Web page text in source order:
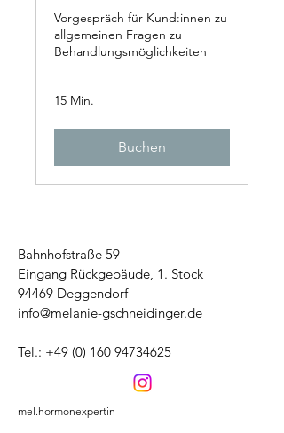
Vorgespräch für Kund:innen zu
allgemeinen Fragen zu
Behandlungsmöglichkeiten
15 Min.
Buchen
Bahnhofstraße 59
Eingang Rückgebäude, 1. Stock
94469 Deggendorf
info@melanie-gschneidinger.de
Tel.: +49 (0) 160 94734625
mel.hormonexpertin